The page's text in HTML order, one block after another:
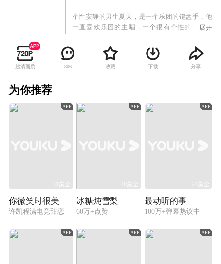
个性安静的男生夏天，是一个乐团的键盘手，他
一直喜欢乐团的主唱，一个很有个性的女生婉
邱尚，一天婉东在上台前因为紧张而唱不出声
音，让乐迷失望也因此邱尚生气离开了，乐团因
展开
超清画质 806 收藏 下载 分享
为你推荐
APP
31集全
你微笑时很美
许凯程潇电竞甜恋
APP
40集全
冰糖炖雪梨
60万+点赞
APP
24集全
最动听的事
100万+弹幕热议中
APP APP APP